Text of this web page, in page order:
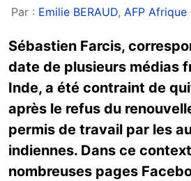
Par : Emilie BERAUD, AFP Afrique
Sébastien Farcis,
date de plusieurs médias
Inde, a été contraint de
après le refus du
permis de travail par les
indiennes. Dans ce
nombreuses pages